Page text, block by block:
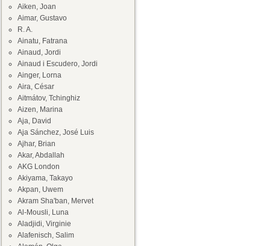
Aiken, Joan
Aimar, Gustavo
R. A.
Ainatu, Fatrana
Ainaud, Jordi
Ainaud i Escudero, Jordi
Ainger, Lorna
Aira, César
Aitmátov, Tchinghiz
Aizen, Marina
Aja, David
Aja Sánchez, José Luis
Ajhar, Brian
Akar, Abdallah
AKG London
Akiyama, Takayo
Akpan, Uwem
Akram Sha'ban, Mervet
Al-Mousli, Luna
Aladjidi, Virginie
Alafenisch, Salim